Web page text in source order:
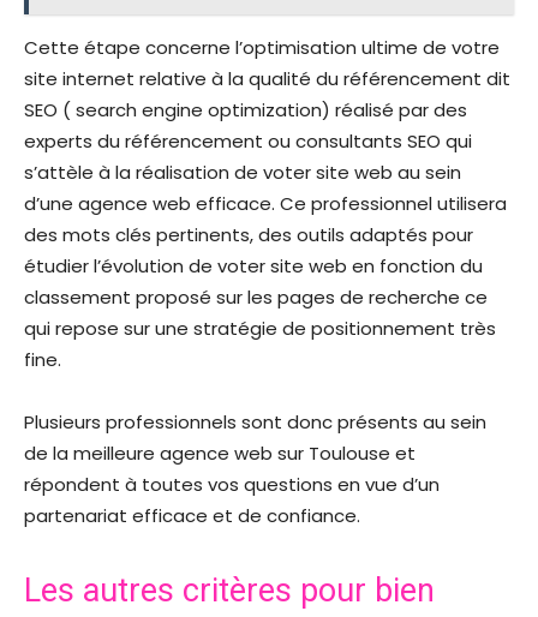
Cette étape concerne l’optimisation ultime de votre
site internet relative à la qualité du référencement dit
SEO ( search engine optimization) réalisé par des
experts du référencement ou consultants SEO qui
s’attèle à la réalisation de voter site web au sein
d’une agence web efficace. Ce professionnel utilisera
des mots clés pertinents, des outils adaptés pour
étudier l’évolution de voter site web en fonction du
classement proposé sur les pages de recherche ce
qui repose sur une stratégie de positionnement très
fine.
Plusieurs professionnels sont donc présents au sein
de la meilleure agence web sur Toulouse et
répondent à toutes vos questions en vue d’un
partenariat efficace et de confiance.
Les autres critères pour bien